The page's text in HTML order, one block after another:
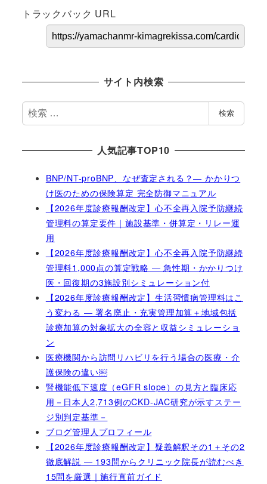
トラックバック URL
サイト内検索
検
索
検索
人気記事TOP10
BNP/NT-proBNP、なぜ査定される？― かかりつ
け医のための保険算定 完全防御マニュアル
【2026年度診療報酬改定】心不全再入院予防継続
管理料の算定要件｜施設基準・併算定・リレー運
用
【2026年度診療報酬改定】心不全再入院予防継続
管理料1,000点の算定戦略 ― 急性期・かかりつけ
医・回復期の3施設別シミュレーション付
【2026年度診療報酬改定】生活習慣病管理料はこ
う変わる ― 署名廃止・充実管理加算＋地域包括
診療加算の対象拡大の全容と収益シミュレーショ
ン
医療機関から訪問リハビリを行う場合の医療・介
護保険の違い￼
腎機能低下速度（eGFR slope）の見方と臨床応
用－日本人2,713例のCKD-JAC研究が示すステー
ジ別判定基準－
ブログ管理人プロフィール
【2026年度診療報酬改定】疑義解釈その1＋その2
徹底解説 ― 193問からクリニック院長が読むべき
15問を厳選｜施行直前ガイド